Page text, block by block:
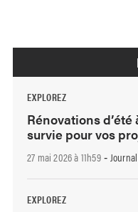
EXPLOREZ
Rénovations
survie pour vos
27 mai 2026 à 11h59-
EXPLOREZ